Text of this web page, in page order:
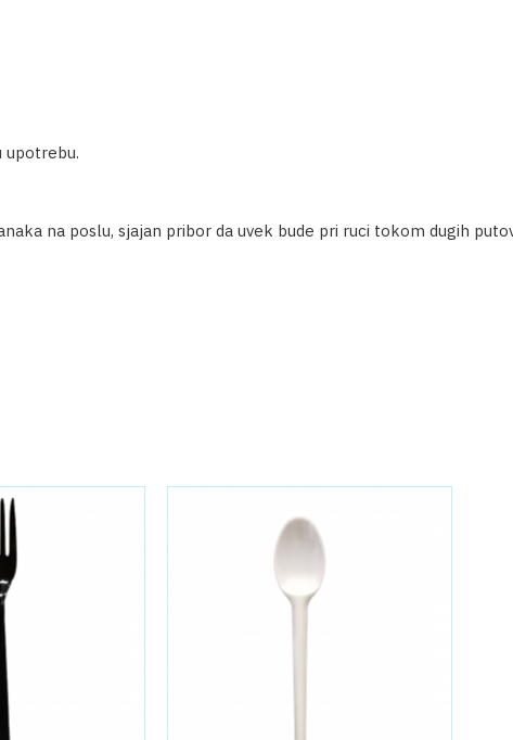
upotrebu.
na poslu, sjajan pribor da uvek bude pri ruci tokom dugih